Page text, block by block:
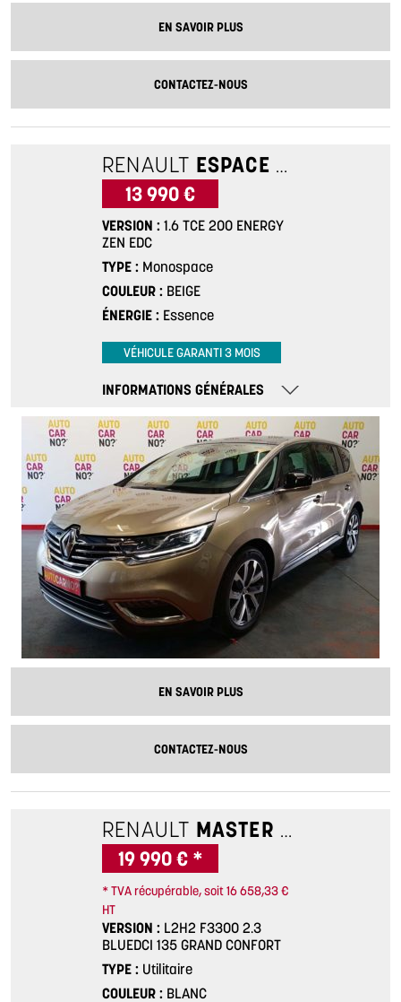
EN SAVOIR PLUS
CONTACTEZ-NOUS
RENAULT ESPACE 5
13 990 €
VERSION
1.6 TCE 200 ENERGY
ZEN EDC
TYPE
Monospace
COULEUR
BEIGE
ÉNERGIE
Essence
VÉHICULE GARANTI 3 MOIS
INFORMATIONS GÉNÉRALES
EN SAVOIR PLUS
CONTACTEZ-NOUS
RENAULT MASTER 3
19 990 € *
* TVA récupérable, soit 16 658,33 €
HT
VERSION
L2H2 F3300 2.3
BLUEDCI 135 GRAND CONFORT
TYPE
Utilitaire
COULEUR
BLANC